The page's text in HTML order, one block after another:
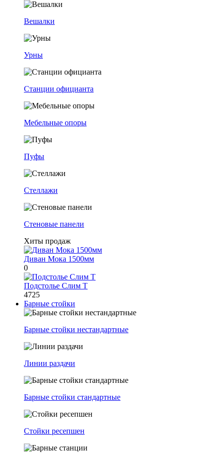
Вешалки
Урны
Станции официанта
Мебельные опоры
Пуфы
Стеллажи
Стеновые панели
Хиты продаж
Диван Мока 1500мм
0
Подстолье Слим Т
4725
Барные стойки
Барные стойки нестандартные
Линии раздачи
Барные стойки стандартные
Стойки ресепшен